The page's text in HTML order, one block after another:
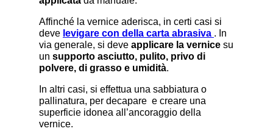
Affinché la vernice aderisca, in certi casi si
deve levigare con della carta abrasiva . In
via generale, si deve applicare la vernice su
un supporto asciutto, pulito, privo di
polvere, di grasso e umidità.
In altri casi, si effettua una sabbiatura o
pallinatura, per decapare e creare una
superficie idonea all’ancoraggio della
vernice.